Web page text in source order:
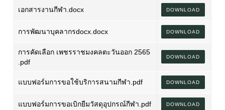
เอกสารงานกีฬา.docx DOWNLOAD
การพัฒนาบุคลากรdocx.docx DOWNLOAD
การคัดเลือก เพชรราชมงคลตะวันออก 2565
.pdf
DOWNLOAD
แบบฟอร์มการขอใช้บริการสนามกีฬา.pdf DOWNLOAD
แบบฟอร์มการขอเบิกยืมวัสดุอุปกรณ์กีฬา.pdf DOWNLOAD